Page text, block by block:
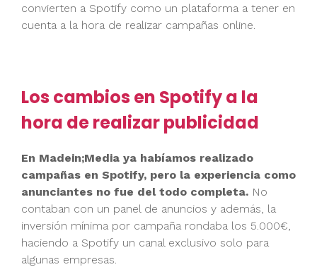
convierten a Spotify como un plataforma a tener en
cuenta a la hora de realizar campañas online.
Los cambios en Spotify a la
hora de realizar publicidad
En Madein;Media ya habíamos realizado
campañas en Spotify, pero la experiencia como
anunciantes no fue del todo completa. No
contaban con un panel de anuncios y además, la
inversión mínima por campaña rondaba los 5.000€,
haciendo a Spotify un canal exclusivo solo para
algunas empresas.